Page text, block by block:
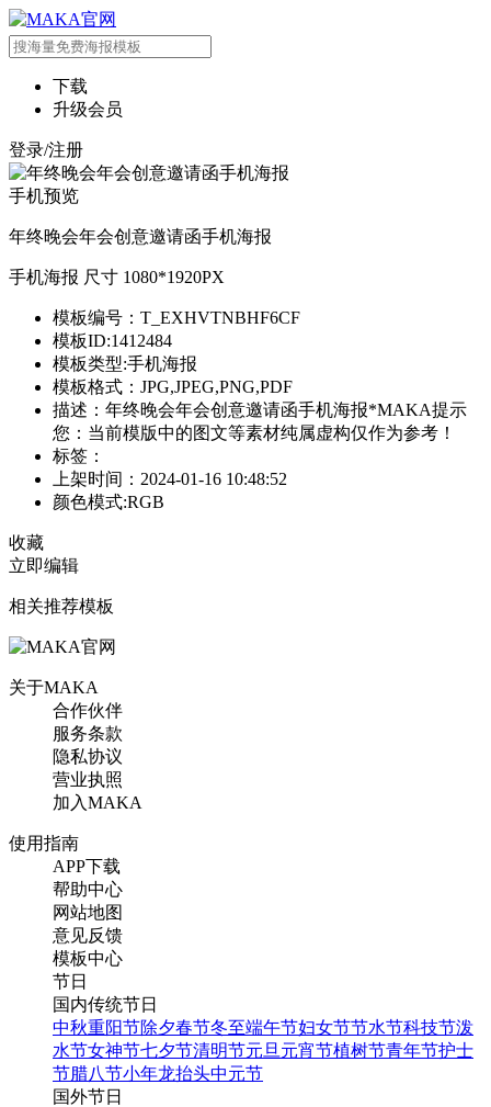
下载
升级会员
登录/注册
手机预览
年终晚会年会创意邀请函手机海报
手机海报 尺寸 1080*1920PX
模板编号：T_EXHVTNBHF6CF
模板ID:1412484
模板类型:手机海报
模板格式：JPG,JPEG,PNG,PDF
描述：年终晚会年会创意邀请函手机海报*MAKA提示
您：当前模版中的图文等素材纯属虚构仅作为参考！
标签：
上架时间：2024-01-16 10:48:52
颜色模式:RGB
收藏
立即编辑
相关推荐模板
关于MAKA
合作伙伴
服务条款
隐私协议
营业执照
加入MAKA
使用指南
APP下载
帮助中心
网站地图
意见反馈
模板中心
节日
国内传统节日
中秋重阳节除夕春节冬至端午节妇女节节水节科技节泼
水节女神节七夕节清明节元旦 元宵节植树节青年节护士
节腊八节小年龙抬头中元节
国外节日